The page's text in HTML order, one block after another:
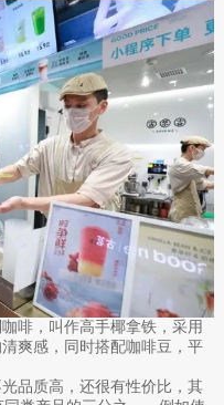
啡，叫作高手椰拿铁，采用
爽感，同时搭配咖啡豆，平
品质高，还很有性价比，其